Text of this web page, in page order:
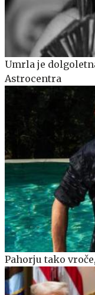
Umrla je
Astrocentra
Pahorju tako